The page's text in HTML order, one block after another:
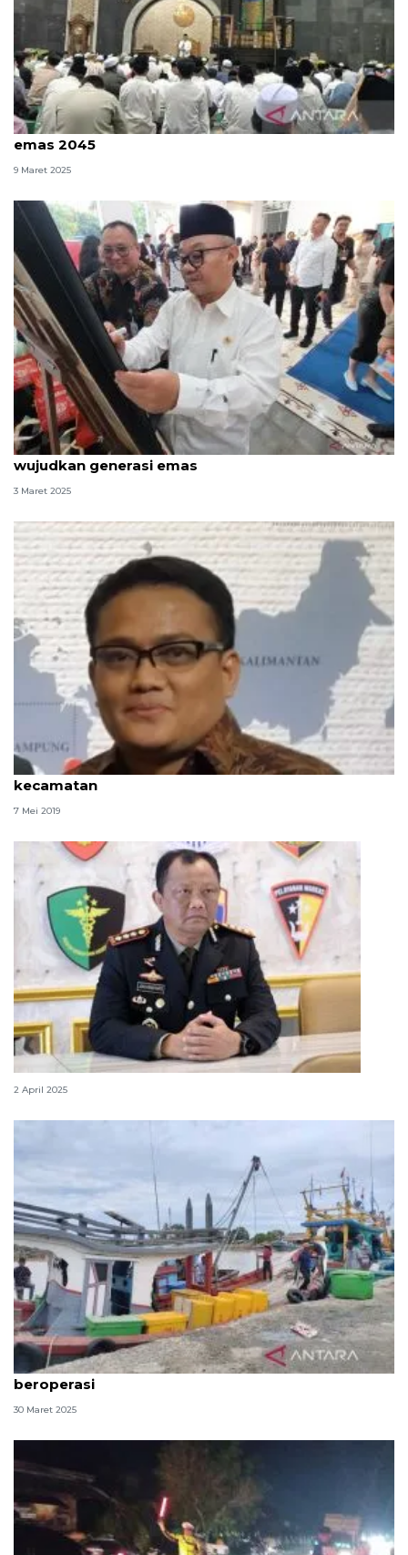
Wagub Kaltim: Pendidikan gratis investasi generasi
emas 2045
9 Maret 2025
Mendikdasmen: Puasa kuatkan karakter bangsa
wujudkan generasi emas
3 Maret 2025
Pemkab Aceh Tengah gelar safari Ramadhan di 14
kecamatan
7 Mei 2019
Polda Aceh usut pelemparan bus di Aceh Besar
2 April 2025
Ratusan kapal penangkap ikan di Aceh Timur tidak
beroperasi
30 Maret 2025